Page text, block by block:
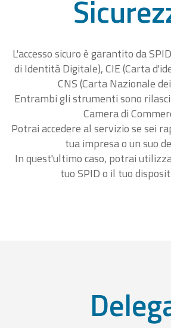
L'accesso sicuro è garantito da
di Identità Digitale), CIE (Carta
CNS (Carta Nazionale
Entrambi gli strumenti sono
Camera di
Potrai accedere al servizio se sei
tua impresa o un suo
In quest'ultimo caso, potrai
tuo SPID o il tuo